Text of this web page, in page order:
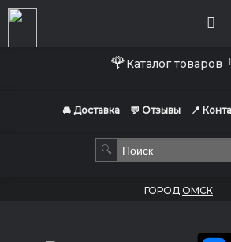
🌹Каталог товаров
🚘 Доставка 💬 Отзывы 📍
🔍
ГОРОД ОМСК